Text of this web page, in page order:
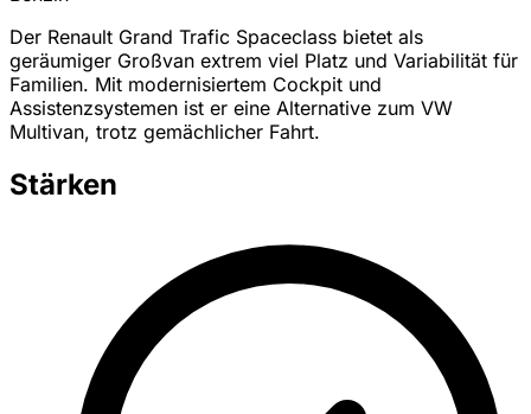
Der Renault Grand Trafic Spaceclass bietet als
geräumiger Großvan extrem viel Platz und Variabilität für
Familien. Mit modernisiertem Cockpit und
Assistenzsystemen ist er eine Alternative zum VW
Multivan, trotz gemächlicher Fahrt.
Stärken